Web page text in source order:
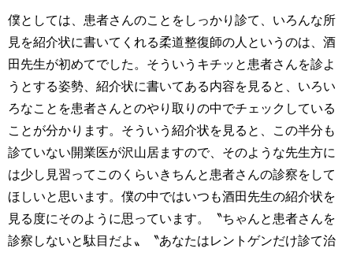
僕としては、患者さんのことをしっかり診て、いろんな所
見を紹介状に書いてくれる柔道整復師の人というのは、酒
田先生が初めてでした。そういうキチッと患者さんを診よ
うとする姿勢、紹介状に書いてある内容を見ると、いろい
ろなことを患者さんとのやり取りの中でチェックしている
ことが分かります。そういう紹介状を見ると、この半分も
診ていない開業医が沢山居ますので、そのような先生方に
は少し見習ってこのくらいきちんと患者さんの診察をして
ほしいと思います。僕の中ではいつも酒田先生の紹介状を
見る度にそのように思っています。〝ちゃんと患者さんを
診察しないと駄目だよ〟〝あなたはレントゲンだけ診て治